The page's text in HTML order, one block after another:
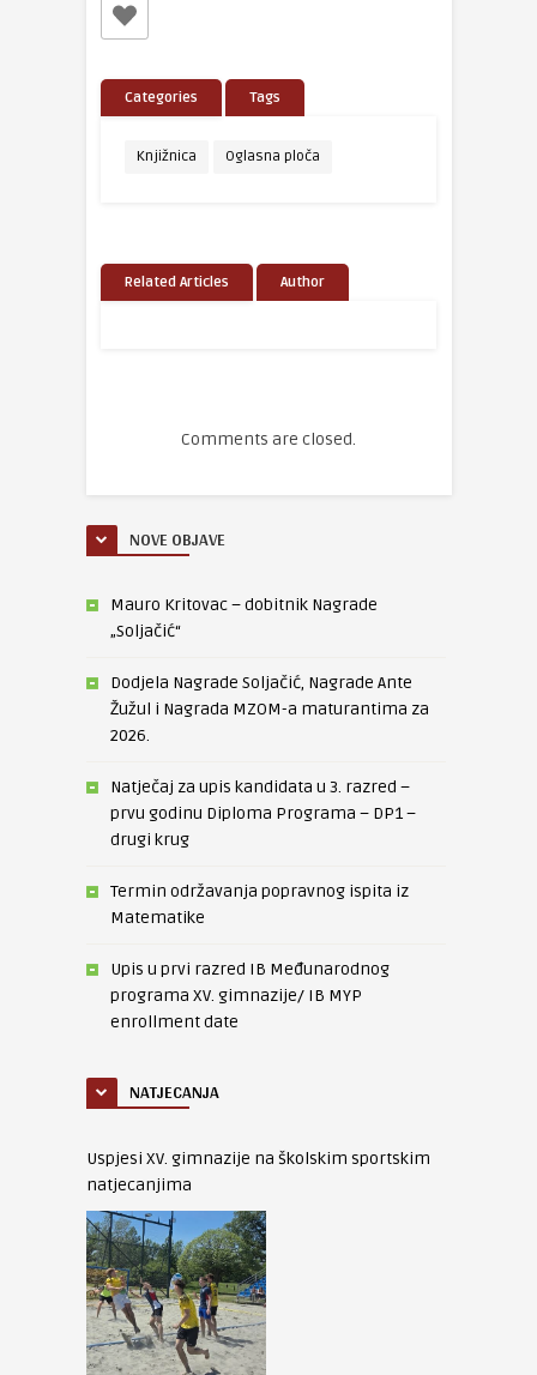
Categories Tags
Knjižnica Oglasna ploča
Related Articles Author
Comments are closed.
NOVE OBJAVE
Mauro Kritovac – dobitnik Nagrade
„Soljačić“
Dodjela Nagrade Soljačić, Nagrade Ante
Žužul i Nagrada MZOM-a maturantima za
2026.
Natječaj za upis kandidata u 3. razred –
prvu godinu Diploma Programa – DP1 –
drugi krug
Termin održavanja popravnog ispita iz
Matematike
Upis u prvi razred IB Međunarodnog
programa XV. gimnazije/ IB MYP
enrollment date
NATJECANJA
Uspjesi XV. gimnazije na školskim sportskim
natjecanjima